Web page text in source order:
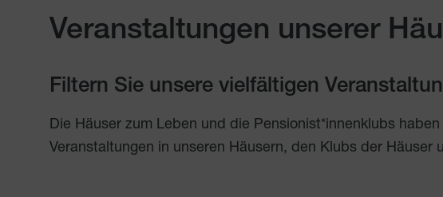
Veranstaltungen unserer
Filtern Sie unsere vielfältigen
Die Häuser zum Leben und die Pensionist*innenklubs
Veranstaltungen in unseren Häusern, den Klubs der Häuser